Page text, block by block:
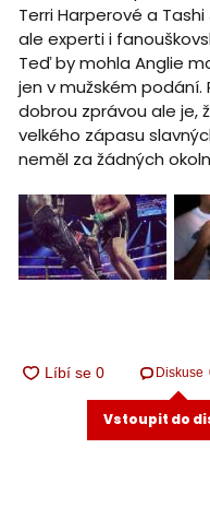
Terri Harperové a
ale experti i
Teď by mohla Anglie
jen v mužském
dobrou zprávou ale je,
velkého zápasu
neměl za žádných
Diskuse
Vstoupit do